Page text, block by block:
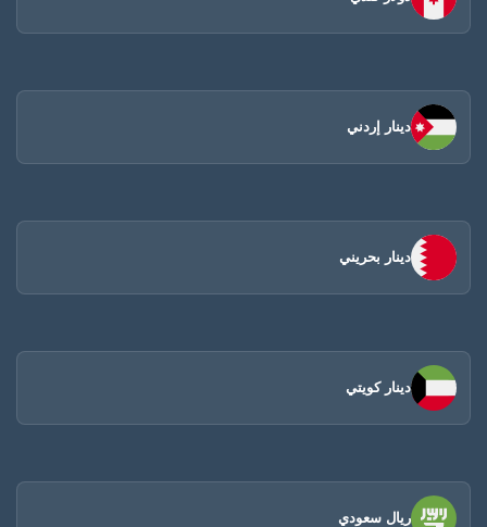
دينار إردني
دينار بحريني
دينار كويتي
ريال سعودي